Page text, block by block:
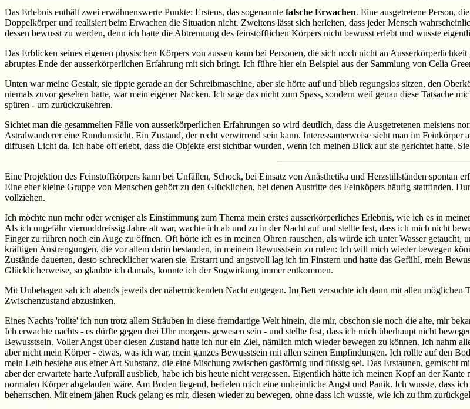
Das Erlebnis enthält zwei erwähnenswerte Punkte: Erstens, das sogenannte falsche Erwachen. Eine ausgetretene Person,
Doppelkörper und realisiert beim Erwachen die Situation nicht. Zweitens lässt sich herleiten, dass jeder Mensch
dessen bewusst zu werden, denn ich hatte die Abtrennung des feinstofflichen Körpers nicht bewusst erlebt und wusste
Das Erblicken seines eigenen physischen Körpers von aussen kann bei Personen, die sich noch nicht an
abruptes Ende der ausserkörperlichen Erfahrung mit sich bringt. Ich führe hier ein Beispiel aus der Sammlung von Celia
Unten war meine Gestalt, sie tippte gerade an der Schreibmaschine, aber sie hörte auf und blieb regungslos sitzen, den
niemals zuvor gesehen hatte, war mein eigener Nacken. Ich sage das nicht zum Spass, sondern weil genau diese Tatsache
spüren - um zurückzukehren.
Sichtet man die gesammelten Fälle von ausserkörperlichen Erfahrungen so wird deutlich, dass die Ausgetretenen meistens
Astralwanderer eine Rundumsicht. Ein Zustand, der recht verwirrend sein kann. Interessanterweise sieht man im
diffusen Licht da. Ich habe oft erlebt, dass die Objekte erst sichtbar wurden, wenn ich meinen Blick auf sie gerichtet hatte.
Eine Projektion des Feinstoffkörpers kann bei Unfällen, Schock, bei Einsatz von Anästhetika und Herzstillständen spontan
Eine eher kleine Gruppe von Menschen gehört zu den Glücklichen, bei denen Austritte des Feinköpers häufig stattfinden.
vollziehen.
Ich möchte nun mehr oder weniger als Einstimmung zum Thema mein erstes ausserkörperliches Erlebnis, wie ich es in
Als ich ungefähr vierunddreissig Jahre alt war, wachte ich ab und zu in der Nacht auf und stellte fest, dass ich mich nicht
Finger zu rühren noch ein Auge zu öffnen. Oft hörte ich es in meinen Ohren rauschen, als würde ich unter Wasser
kräftigen Anstrengungen, die vor allem darin bestanden, in meinem Bewusstsein zu rufen: Ich will mich wieder bewegen
Zustände dauerten, desto schrecklicher waren sie. Erstarrt und angstvoll lag ich im Finstern und hatte das Gefühl, mein
Glücklicherweise, so glaubte ich damals, konnte ich der Sogwirkung immer entkommen.
Mit Unbehagen sah ich abends jeweils der näherrückenden Nacht entgegen. Im Bett versuchte ich dann mit allen möglichen
Zwischenzustand abzusinken.
Eines Nachts 'rollte' ich nun trotz allem Sträuben in diese fremdartige Welt hinein, die mir, obschon sie noch die alte, mir
Ich erwachte nachts - es dürfte gegen drei Uhr morgens gewesen sein - und stellte fest, dass ich mich überhaupt nicht
Bewusstsein. Voller Angst über diesen Zustand hatte ich nur ein Ziel, nämlich mich wieder bewegen zu können. Ich nahm
aber nicht mein Körper - etwas, was ich war, mein ganzes Bewusstsein mit allen seinen Empfindungen. Ich rollte auf den
mein Leib bestehe aus einer Art Substanz, die eine Mischung zwischen gasförmig und flüssig sei. Das Erstaunen,
aber der erwartete harte Aufprall ausblieb, habe ich bis heute nicht vergessen. Eigentlich hätte ich meinen Kopf an der
normalen Körper abgelaufen wäre. Am Boden liegend, befielen mich eine unheimliche Angst und Panik. Ich wusste, dass
beherrschen. Mit einem jähen Ruck gelang es mir, diesen wieder zu bewegen, ohne dass ich wusste, wie ich zu ihm